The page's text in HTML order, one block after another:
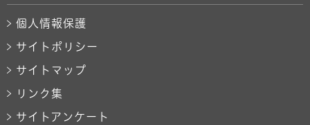
個人情報保護
サイトポリシー
サイトマップ
リンク集
サイトアンケート